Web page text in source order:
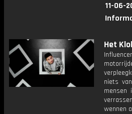
11-06-
Het
niets
mensen
wennen